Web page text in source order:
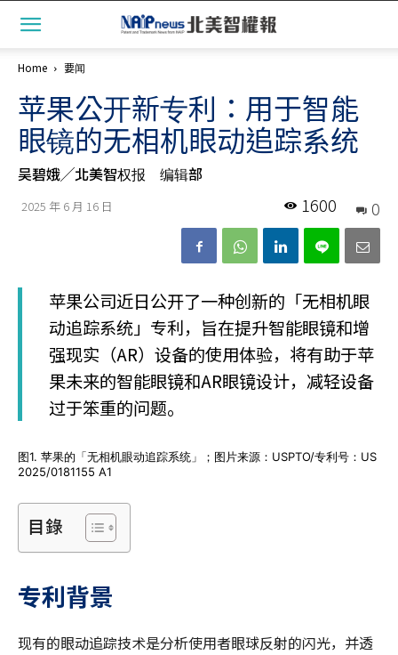
Home 要闻
苹果公开新专利：用于智能
眼镜的无相机眼动追踪系统
吴碧娥╱北美智权报 编辑部
2025 年 6 月 16 日 0
1600
苹果公司近日公开了一种创新的「无相机眼
动追踪系统」专利，旨在提升智能眼镜和增
强现实（AR）设备的使用体验，将有助于苹
果未来的智能眼镜和AR眼镜设计，减轻设备
过于笨重的问题。
图1. 苹果的「无相机眼动追踪系统」；图片来源：USPTO/专利号：US
2025/0181155 A1
目錄
专利背景
现有的眼动追踪技术是分析使用者眼球反射的闪光，并透